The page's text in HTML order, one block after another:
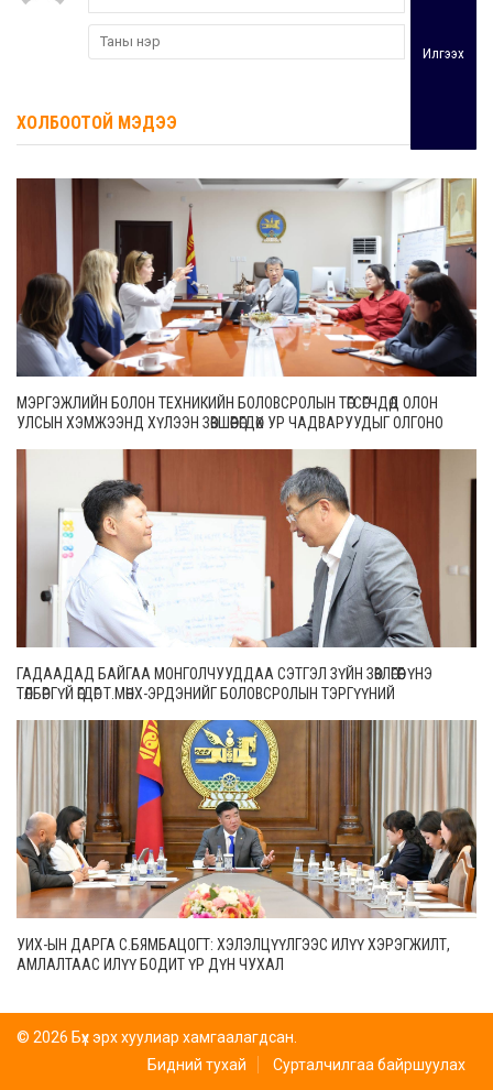
Илгээх
ХОЛБООТОЙ МЭДЭЭ
МЭРГЭЖЛИЙН БОЛОН ТЕХНИКИЙН БОЛОВСРОЛЫН ТӨГСӨГЧДӨД ОЛОН
УЛСЫН ХЭМЖЭЭНД ХҮЛЭЭН ЗӨВШӨӨРӨГДӨХ УР ЧАДВАРУУДЫГ ОЛГОНО
ГАДААДАД БАЙГАА МОНГОЛЧУУДДАА СЭТГЭЛ ЗҮЙН ЗӨВЛӨГӨӨГ ҮНЭ
ТӨЛБӨРГҮЙ ӨГДӨГ Т.МӨНХ-ЭРДЭНИЙГ БОЛОВСРОЛЫН ТЭРГҮҮНИЙ
УИХ-ЫН ДАРГА С.БЯМБАЦОГТ: ХЭЛЭЛЦҮҮЛГЭЭС ИЛҮҮ ХЭРЭГЖИЛТ,
АМЛАЛТААС ИЛҮҮ БОДИТ ҮР ДҮН ЧУХАЛ
© 2026 Бүх эрх хуулиар хамгаалагдсан.
Бидний тухай
Сурталчилгаа байршуулах